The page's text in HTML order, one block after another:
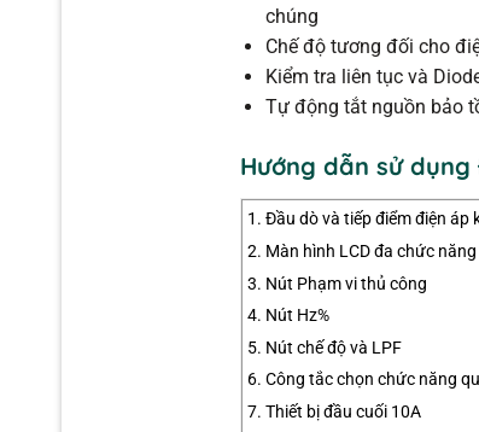
chúng
Chế độ tương đối cho
Kiểm tra liên tục và
Tự động tắt nguồn bảo
Hướng dẫn sử dụng
Đầu dò và tiếp điểm điện áp
Màn hình LCD đa chức năng
Nút Phạm vi thủ công
Nút Hz%
Nút chế độ và LPF
Công tắc chọn chức năng
Thiết bị đầu cuối 10A